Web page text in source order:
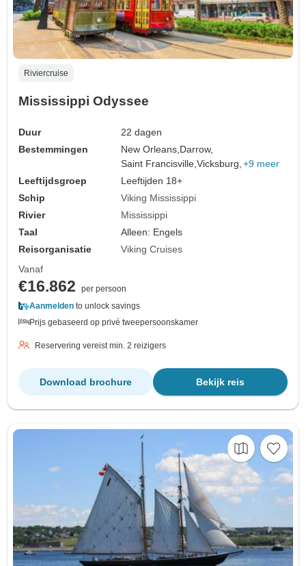
Riviercruise
Mississippi Odyssee
Duur
22 dagen
Bestemmingen
New Orleans, Darrow,
Saint Francisville,Vicksburg, +9 meer
Leeftijdsgroep
Leeftijden 18+
Schip
Viking Mississippi
Rivier
Mississippi
Taal
Alleen: Engels
Reisorganisatie
Viking Cruises
Vanaf
€16.862
per persoon
Aanmelden to unlock savings
Prijs gebaseerd op privé tweepersoonskamer
Reservering vereist min. 2 reizigers
Bekijk reis
Download brochure